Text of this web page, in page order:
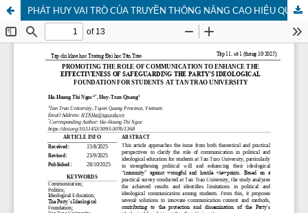
PHÁT HUY VAI TRÒ CỦA TRUYỀN THÔNG NÂNG CAO HIỆU QUẢ BẢO VỆ NỀN TẢNG TƯ TƯỞNG CỦA ĐẢNG CHO SINH VIÊN TRƯỜNG ĐẠI HỌC TÂN TRÀO